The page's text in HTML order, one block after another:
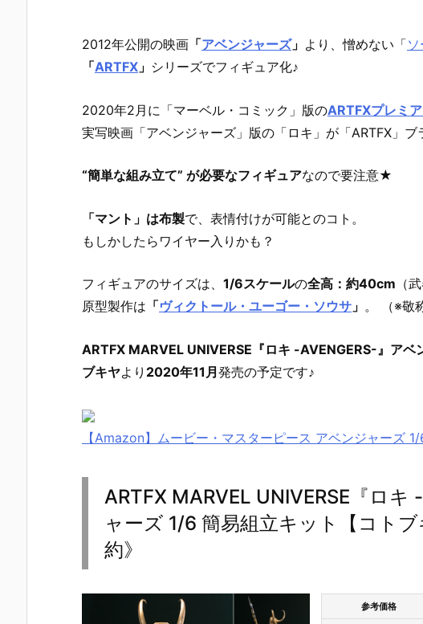
2012年公開の映画 「アベンジャーズ」 より、憎めない「ソ
「ARTFX 」 シリーズでフィギュア化♪
2020年2月に「マーベル・コミック」版のARTFXプレミア
実写映画「アベンジャーズ」版の「ロキ」が「ARTFX」ブ
“簡単な組み立て” が必要なフィギュアなので要注意★
「マント」は布製で、表情付けが可能とのコト。
もしかしたらワイヤー入りかも？
フィギュアのサイズは、 1/6スケールの全高：約40cm （
原型製作は 「ヴィクトール・ユーゴー・ソウサ 」 。 （※敬
ARTFX MARVEL UNIVERSE『ロキ -AVENGERS-』アベ
ブキヤより 2020年11月発売の予定です♪
【Amazon】ムービー・マスターピース アベンジャーズ
ARTFX MARVEL UNIVERSE『ロキ
ャーズ 1/6 簡易組立キット【コト
約》
参考価格